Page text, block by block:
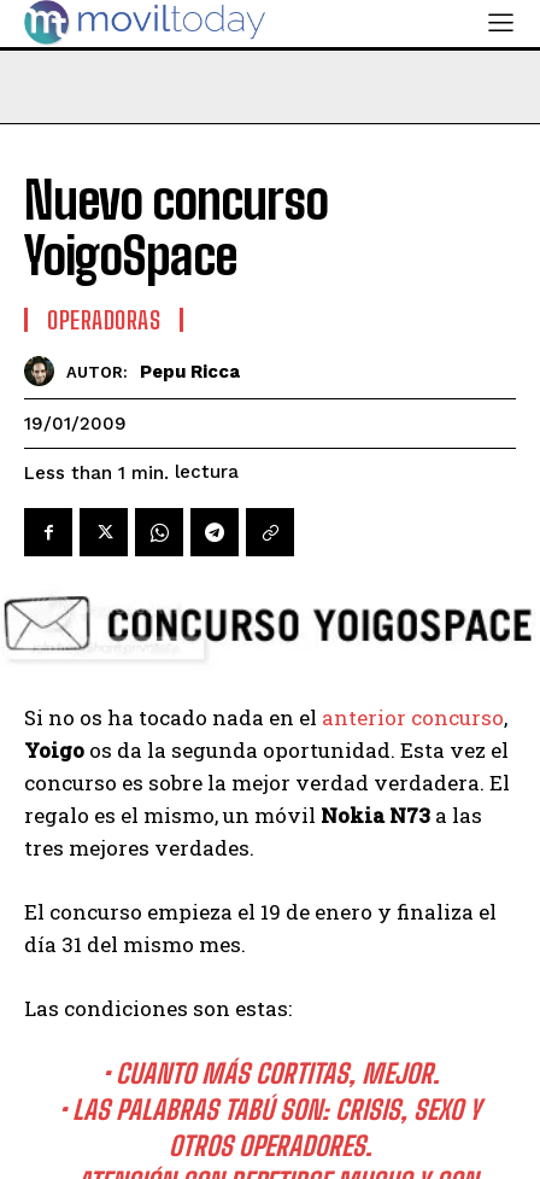
Nuevo concurso
YoigoSpace
OPERADORAS
AUTOR: Pepu Ricca
19/01/2009
Less than 1 min. lectura
Si no os ha tocado nada en el anterior concurso,
Yoigo os da la segunda oportunidad. Esta vez el
concurso es sobre la mejor verdad verdadera. El
regalo es el mismo, un móvil Nokia N73 a las
tres mejores verdades.
El concurso empieza el 19 de enero y finaliza el
día 31 del mismo mes.
Las condiciones son estas:
•CUANTO MÁS CORTITAS, MEJOR.
•LAS PALABRAS TABÚ SON: CRISIS, SEXO Y
OTROS OPERADORES.